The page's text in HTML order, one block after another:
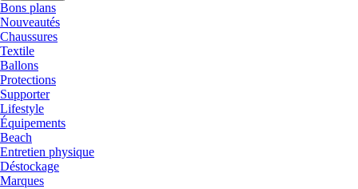
Bons plans
Nouveautés
Chaussures
Textile
Ballons
Protections
Supporter
Lifestyle
Équipements
Beach
Entretien physique
Déstockage
Marques